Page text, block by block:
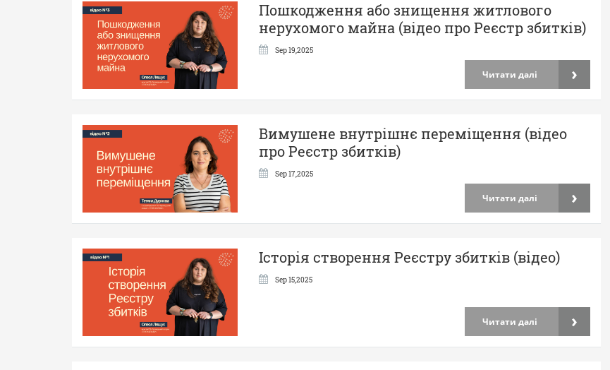
Пошкодження або знищення житлового
нерухомого майна (відео про Реєстр збитків)
Читати далі ›
Sep 19,2025
Вимушене внутрішнє переміщення (відео
про Реєстр збитків)
Читати далі ›
Sep 17,2025
Історія створення Реєстру збитків (відео)
Читати далі ›
Sep 15,2025